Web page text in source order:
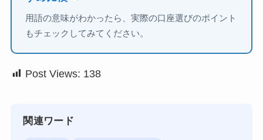
用語の意味がわかったら、実際の口座選びのポイント
もチェックしてみてください。
Post Views: 138
関連ワード